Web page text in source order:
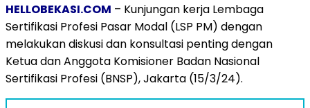
HELLOBEKASI.COM – Kunjungan kerja Lembaga
Sertifikasi Profesi Pasar Modal (LSP PM) dengan
melakukan diskusi dan konsultasi penting dengan
Ketua dan Anggota Komisioner Badan Nasional
Sertifikasi Profesi (BNSP), Jakarta (15/3/24).